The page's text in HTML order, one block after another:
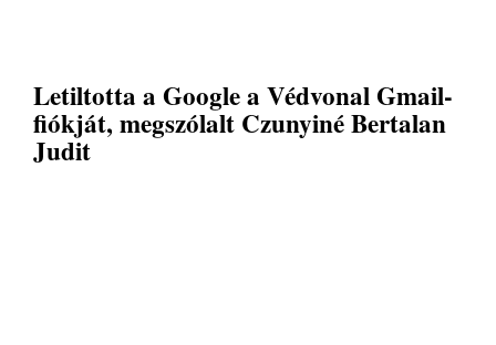
Letiltotta a Google a Védvonal Gmail-
fiókját, megszólalt Czunyiné Bertalan
Judit